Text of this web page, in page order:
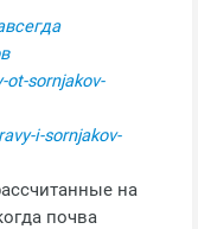
sornjakov-
i-sornjakov-
на
почва